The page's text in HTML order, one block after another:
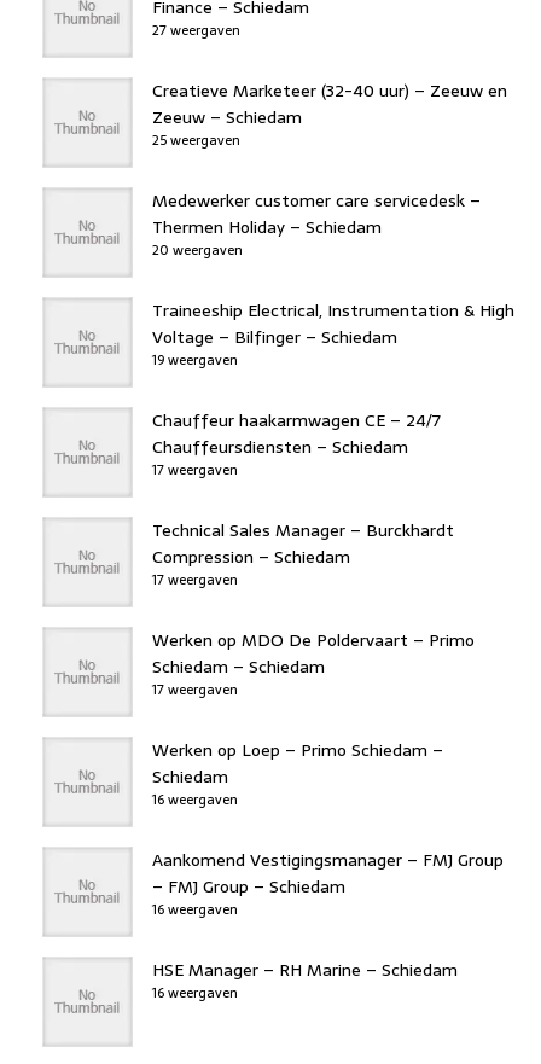
Finance – Schiedam
27 weergaven
Creatieve Marketeer (32-40 uur) – Zeeuw en
Zeeuw – Schiedam
25 weergaven
Medewerker customer care servicedesk –
Thermen Holiday – Schiedam
20 weergaven
Traineeship Electrical, Instrumentation & High
Voltage – Bilfinger – Schiedam
19 weergaven
Chauffeur haakarmwagen CE – 24/7
Chauffeursdiensten – Schiedam
17 weergaven
Technical Sales Manager – Burckhardt
Compression – Schiedam
17 weergaven
Werken op MDO De Poldervaart – Primo
Schiedam – Schiedam
17 weergaven
Werken op Loep – Primo Schiedam –
Schiedam
16 weergaven
Aankomend Vestigingsmanager – FMJ Group
– FMJ Group – Schiedam
16 weergaven
HSE Manager – RH Marine – Schiedam
16 weergaven